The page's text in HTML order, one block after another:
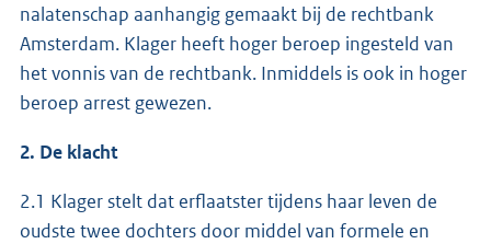
nalatenschap aanhangig gemaakt bij de rechtbank
Amsterdam. Klager heeft hoger beroep ingesteld van
het vonnis van de rechtbank. Inmiddels is ook in hoger
beroep arrest gewezen.
2. De klacht
2.1 Klager stelt dat erflaatster tijdens haar leven de
oudste twee dochters door middel van formele en